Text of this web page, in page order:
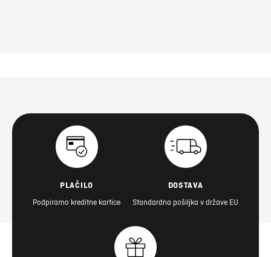
PLAČILO
Podpiramo kreditne kartice
DOSTAVA
Standardna pošiljka v države EU